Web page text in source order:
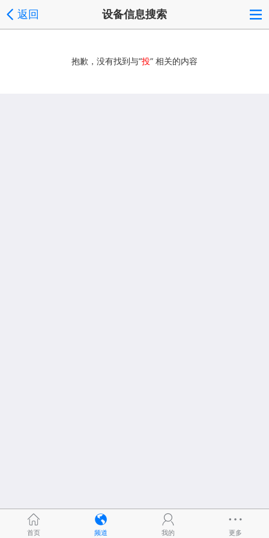
返回 设备信息搜索
抱歉，没有找到与“投” 相关的内容
首页 频道 我的 更多